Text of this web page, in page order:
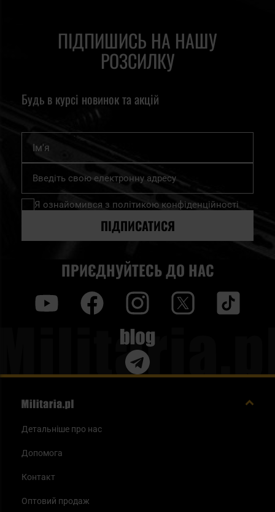
ПІДПИШИСЬ НА НАШУ
РОЗСИЛКУ
Будь в курсі новинок та акцій
Підпишіться
нашу
розсилку
Я ознайомився з політикою конфіденційності
ПІДПИСАТИСЯ
ПРИЄДНУЙТЕСЬ ДО НАС
Blog
Детальніше про нас
Допомога
Контакт
Оптовий продаж